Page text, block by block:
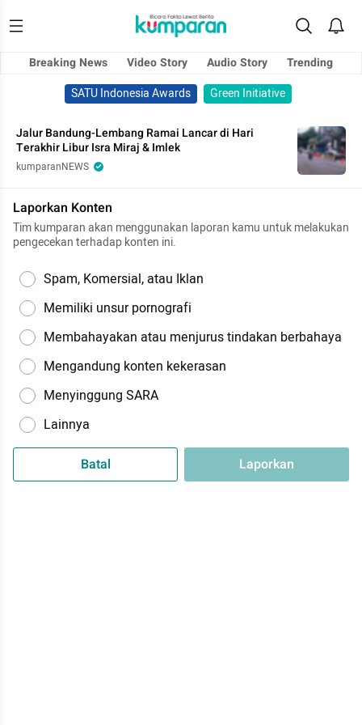
Breaking News Video Story Audio Story
Trending
SATU Indonesia Awards
Green Initiative
Jalur Bandung-Lembang Ramai Lancar di Hari
Terakhir Libur Isra Miraj & Imlek
kumparanNEWS
Laporkan Konten
Tim kumparan akan menggunakan laporan kamu untuk melakukan
pengecekan terhadap konten ini.
Spam, Komersial, atau Iklan
Memiliki unsur pornografi
Membahayakan atau menjurus tindakan berbahaya
Mengandung konten kekerasan
Menyinggung SARA
Lainnya
Batal Laporkan